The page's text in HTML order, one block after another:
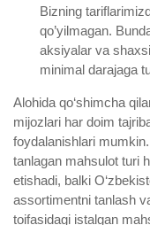
Bizning
qo’yilmagan.
aksiyalar va
minimal darajaga
Alohida qo‘shimcha
mijozlari har doim
foydalanishlari
tanlagan mahsulot turi
etishadi, balki
assortimentni tanlash
toifasidagi istalgan